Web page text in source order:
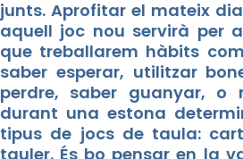
junts. Aprofitar el mateix
aquell joc nou servirà per
que treballarem hàbits
saber esperar, utilitzar
perdre, saber guanyar, o
durant una estona
tipus de jocs de taula:
tauler. És bo pensar en la